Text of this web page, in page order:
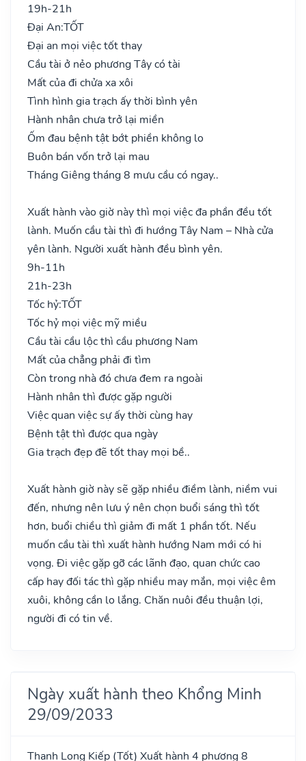
19h-21h
Đại An:TỐT
Đại an mọi việc tốt thay
Cầu tài ở nẻo phương Tây có tài
Mất của đi chửa xa xôi
Tình hình gia trạch ấy thời bình yên
Hành nhân chưa trở lại miền
Ốm đau bệnh tật bớt phiền không lo
Buôn bán vốn trở lại mau
Tháng Giêng tháng 8 mưu cầu có ngay..
Xuất hành vào giờ này thì mọi việc đa phần đều tốt
lành. Muốn cầu tài thì đi hướng Tây Nam – Nhà cửa
yên lành. Người xuất hành đều bình yên.
9h-11h
21h-23h
Tốc hỷ:TỐT
Tốc hỷ mọi việc mỹ miều
Cầu tài cầu lộc thì cầu phương Nam
Mất của chẳng phải đi tìm
Còn trong nhà đó chưa đem ra ngoài
Hành nhân thì được gặp người
Việc quan việc sự ấy thời cùng hay
Bệnh tật thì được qua ngày
Gia trạch đẹp đẽ tốt thay mọi bề..
Xuất hành giờ này sẽ gặp nhiều điềm lành, niềm vui
đến, nhưng nên lưu ý nên chọn buổi sáng thì tốt
hơn, buổi chiều thì giảm đi mất 1 phần tốt. Nếu
muốn cầu tài thì xuất hành hướng Nam mới có hi
vọng. Đi việc gặp gỡ các lãnh đạo, quan chức cao
cấp hay đối tác thì gặp nhiều may mắn, mọi việc êm
xuôi, không cần lo lắng. Chăn nuôi đều thuận lợi,
người đi có tin về.
Ngày xuất hành theo Khổng Minh
29/09/2033
Thanh Long Kiếp (Tốt) Xuất hành 4 phương 8